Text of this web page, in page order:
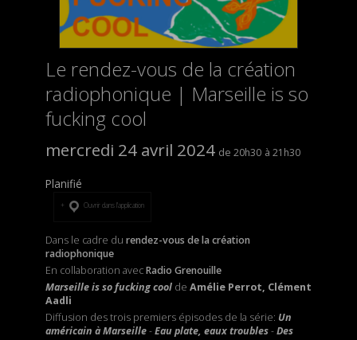
Le rendez-vous de la création
radiophonique | Marseille is so
fucking cool
mercredi 24 avril 2024 20h30 21h30
Planifié
Ouvrir dans l’application
Dans le cadre du rendez-vous de la création
radiophonique
En collaboration avecRadio Grenouille
Marseille is so fucking cool de Amélie Perrot, Clément
Aadli
Diffusion des trois premiers épisodes de la série: Un
américain à Marseille-Eau plate, eaux troubles-Des